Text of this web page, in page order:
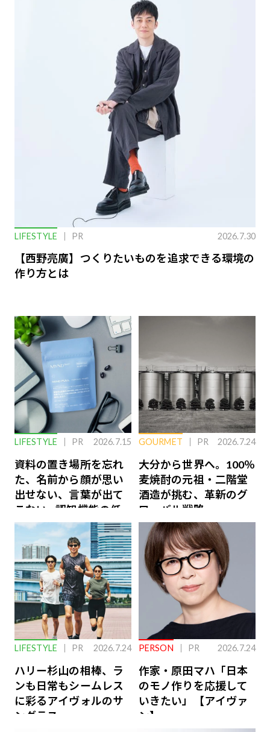
LIFESTYLE PR 2026.7.30
【西野亮廣】つくりたいものを追求できる環境の
作り方とは
LIFESTYLE PR 2026.7.15
資料の置き場所を忘れ
た、名前から顔が思い
出せない、言葉が出て
こない…認知機能の低
下を救う、脳のインナ
ーケアとは
GOURMET PR 2026.7.24
大分から世界へ。100％
麦焼酎の元祖・二階堂
酒造が挑む、革新のグ
ローバル戦略
LIFESTYLE PR 2026.7.24
ハリー杉山の相棒、ラ
ンも日常もシームレス
に彩るアイヴォルのサ
ングラス
PERSON PR 2026.7.24
作家・原田マハ「日本
のモノ作りを応援して
いきたい」【アイヴァ
ン】